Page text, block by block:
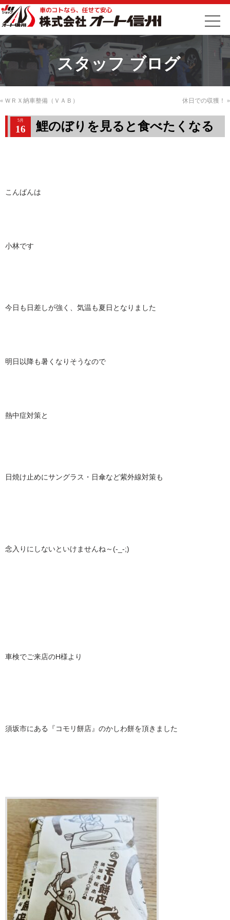
スタッフ ブログ
« ＷＲＸ納車整備（ＶＡＢ） 休日での収獲！ »
5月
16 鯉のぼりを見ると食べたくなる
こんばんは
小林です
今日も日差しが強く、気温も夏日となりました
明日以降も暑くなりそうなので
熱中症対策と
日焼け止めにサングラス・日傘など紫外線対策も
念入りにしないといけませんね～(-_-;)
車検でご来店のH様より
須坂市にある『コモリ餅店』のかしわ餅を頂きました